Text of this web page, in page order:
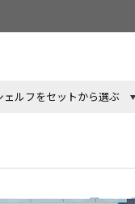
ェルフをセットから選ぶ